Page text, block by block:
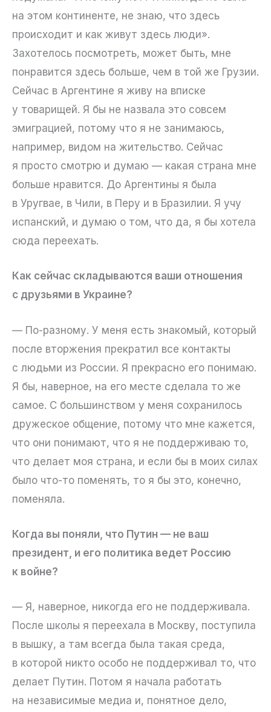
на этом континенте, не знаю, что здесь
происходит и как живут здесь люди».
Захотелось посмотреть, может быть, мне
понравится здесь больше, чем в той же Грузии.
Сейчас в Аргентине я живу на вписке
у товарищей. Я бы не назвала это совсем
эмиграцией, потому что я не занимаюсь,
например, видом на жительство. Сейчас
я просто смотрю и думаю — какая страна мне
больше нравится. До Аргентины я была
в Уругвае, в Чили, в Перу и в Бразилии. Я учу
испанский, и думаю о том, что да, я бы хотела
сюда переехать.
Как сейчас складываются ваши отношения
с друзьями в Украине?
— По-разному. У меня есть знакомый, который
после вторжения прекратил все контакты
с людьми из России. Я прекрасно его понимаю.
Я бы, наверное, на его месте сделала то же
самое. С большинством у меня сохранилось
дружеское общение, потому что мне кажется,
что они понимают, что я не поддерживаю то,
что делает моя страна, и если бы в моих силах
было что-то поменять, то я бы это, конечно,
поменяла.
Когда вы поняли, что Путин — не ваш
президент, и его политика ведет Россию
к войне?
— Я, наверное, никогда его не поддерживала.
После школы я переехала в Москву, поступила
в вышку, а там всегда была такая среда,
в которой никто особо не поддерживал то, что
делает Путин. Потом я начала работать
на независимые медиа и, понятное дело,